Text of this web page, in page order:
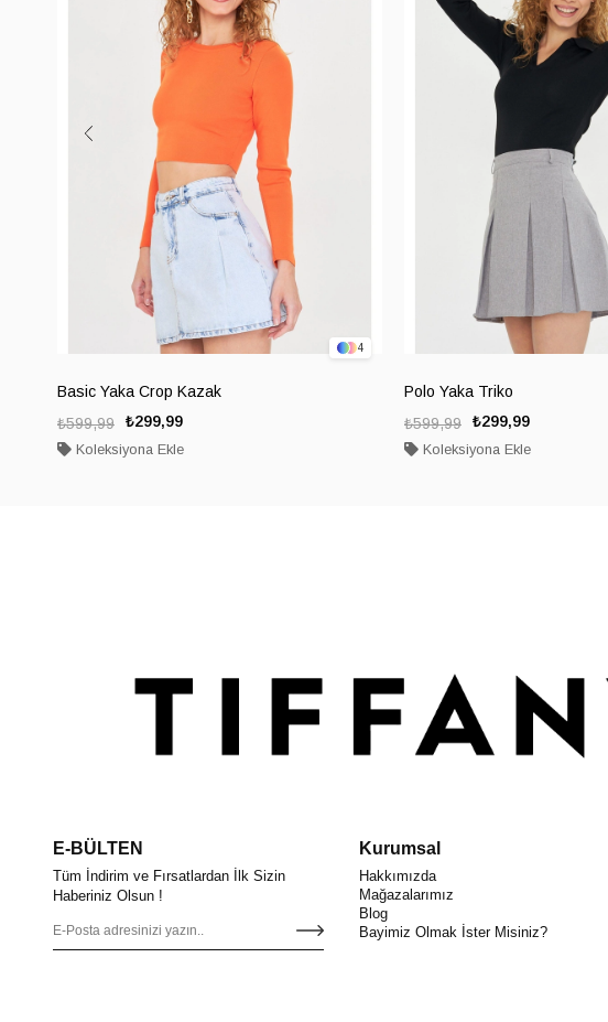
4
Basic Yaka Crop Kazak
₺299,99
₺599,99
Koleksiyona Ekle
Polo Yaka Triko
₺299,99
₺599,99
Koleksiyona Ekle
E-BÜLTEN
Tüm İndirim ve Fırsatlardan İlk Sizin
Haberiniz Olsun !
Kurumsal
Hakkımızda
Mağazalarımız
Blog
Bayimiz Olmak İster Misiniz?